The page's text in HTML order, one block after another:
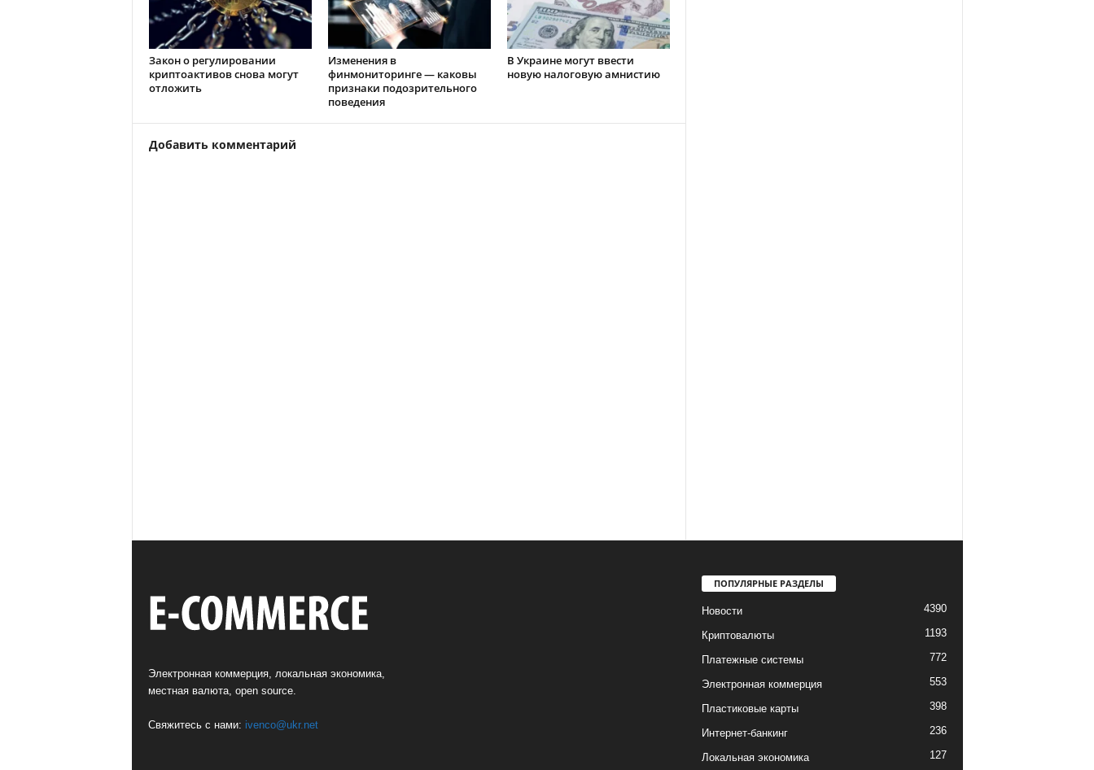
Закон о регулировании
криптоактивов снова могут
отложить
Изменения в
финмониторинге — каковы
признаки подозрительного
поведения
В Украине могут ввести
новую налоговую амнистию
Добавить комментарий
Электронная коммерция, локальная экономика,
местная валюта, open source.
Свяжитесь с нами: ivenco@ukr.net
ПОПУЛЯРНЫЕ РАЗДЕЛЫ
Новости 4390
Криптовалюты 1193
Платежные системы 772
Электронная коммерция 553
Пластиковые карты 398
Интернет-банкинг 236
Локальная экономика 127